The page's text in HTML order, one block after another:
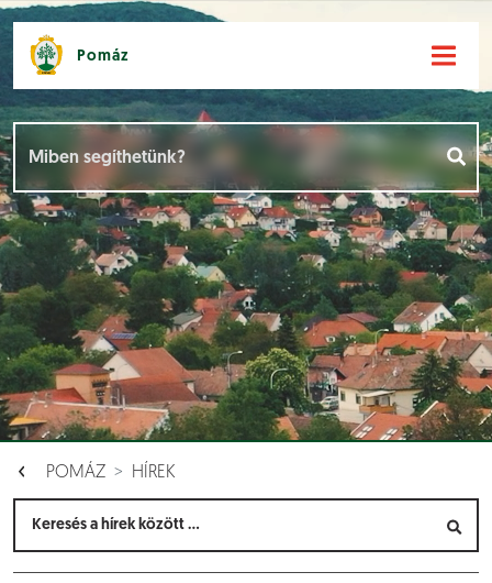
Pomáz
POMÁZ HÍREK
Események []
Dokumentumok [ ]
Aloldalak []